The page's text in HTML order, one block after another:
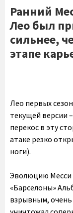
Ранний
Лео был
сильнее,
этапе
Лео первых
текущей версии
перекос в эту
атаке резко
ноги).
Эволюцию Месси
«Барселоны»
взрывным,